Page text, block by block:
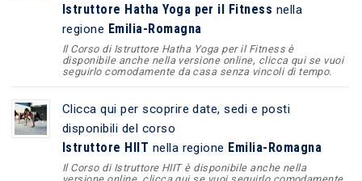
Istruttore Hatha Yoga per il Fitness nella
regione Emilia-Romagna
Il Corso di Istruttore Hatha Yoga per il Fitness è
disponibile anche nella versione online, clicca qui se vuoi
seguirlo comodamente da casa senza vincoli di tempo.
Clicca qui per scoprire date, sedi e posti
disponibili del corso
Istruttore HIIT nella regione Emilia-Romagna
Il Corso di Istruttore HIIT è disponibile anche nella